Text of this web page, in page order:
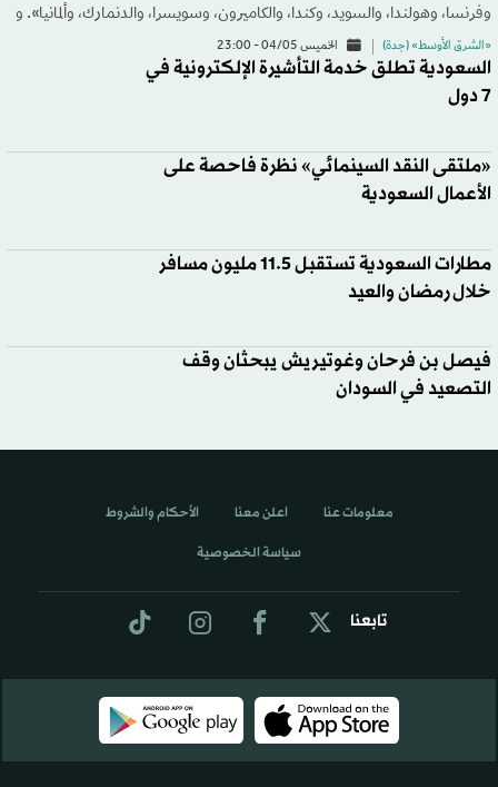
وفرنسا، وهولندا، والسويد، وكندا، والكاميرون، وسويسرا، والدنمارك، وألمانيا». و
«الشرق الأوسط» (جدة) الخميس 04/05 - 23:00
السعودية تطلق خدمة التأشيرة الإلكترونية في
7 دول
«ملتقى النقد السينمائي» نظرة فاحصة على
الأعمال السعودية
مطارات السعودية تستقبل 11.5 مليون مسافر
خلال رمضان والعيد
فيصل بن فرحان وغوتيريش يبحثان وقف
التصعيد في السودان
تابعنا
معلومات عنا اعلن معنا الأحكام والشروط
سياسة الخصوصية